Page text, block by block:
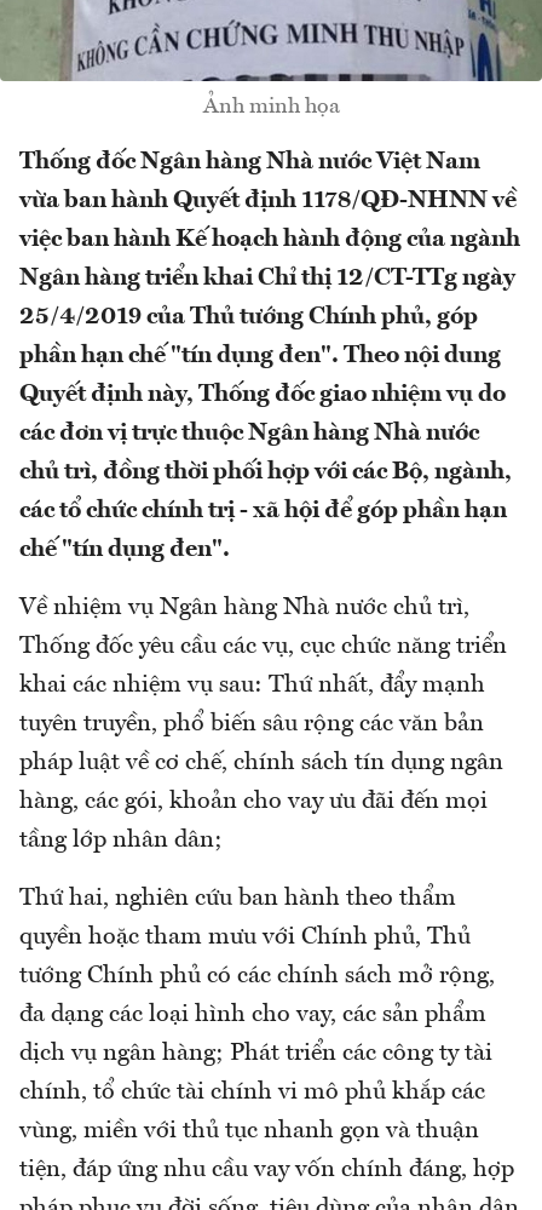
Ảnh minh họa
Thống đốc Ngân hàng Nhà nước Việt Nam
vừa ban hành Quyết định 1178/QĐ-NHNN về
việc ban hành Kế hoạch hành động của ngành
Ngân hàng triển khai Chỉ thị 12/CT-TTg ngày
25/4/2019 của Thủ tướng Chính phủ, góp
phần hạn chế "tín dụng đen". Theo nội dung
Quyết định này, Thống đốc giao nhiệm vụ do
các đơn vị trực thuộc Ngân hàng Nhà nước
chủ trì, đồng thời phối hợp với các Bộ, ngành,
các tổ chức chính trị - xã hội để góp phần hạn
chế "tín dụng đen".
Về nhiệm vụ Ngân hàng Nhà nước chủ trì,
Thống đốc yêu cầu các vụ, cục chức năng triển
khai các nhiệm vụ sau: Thứ nhất, đẩy mạnh
tuyên truyền, phổ biến sâu rộng các văn bản
pháp luật về cơ chế, chính sách tín dụng ngân
hàng, các gói, khoản cho vay ưu đãi đến mọi
tầng lớp nhân dân;
Thứ hai, nghiên cứu ban hành theo thẩm
quyền hoặc tham mưu với Chính phủ, Thủ
tướng Chính phủ có các chính sách mở rộng,
đa dạng các loại hình cho vay, các sản phẩm
dịch vụ ngân hàng; Phát triển các công ty tài
chính, tổ chức tài chính vi mô phủ khắp các
vùng, miền với thủ tục nhanh gọn và thuận
tiện, đáp ứng nhu cầu vay vốn chính đáng, hợp